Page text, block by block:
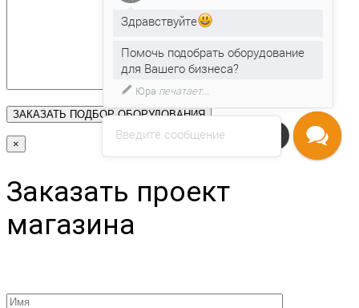
×
Заказать проект
магазина
Напишите нам
Введите сообщение
Здравствуйте
Помочь подобрать оборудование
для Вашего бизнеса?
Юра печатает...